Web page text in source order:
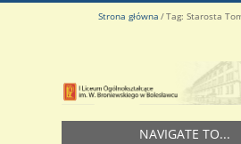
Strona główna Tag: Starosta
NAVIGATE TO...